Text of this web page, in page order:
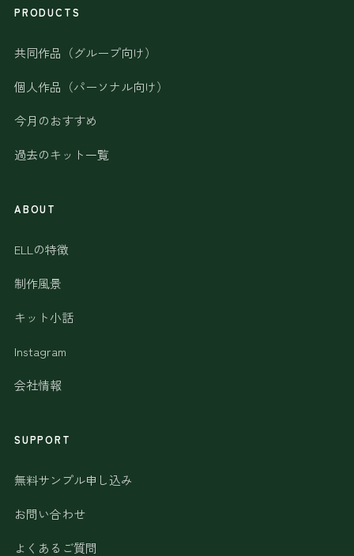
内
索
PRODUCTS
共同作品（グループ向け）
個人作品（パーソナル向け）
今月のおすすめ
過去のキット一覧
ABOUT
ELLの特徴
制作風景
キット小話
Instagram
会社情報
SUPPORT
無料サンプル申し込み
お問い合わせ
よくあるご質問